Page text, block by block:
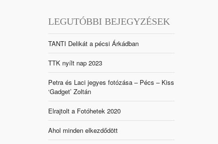
LEGUTÓBBI BEJEGYZÉSEK
TANTI Delikát a pécsi Árkádban
TTK nyílt nap 2023
Petra és Laci jegyes fotózása – Pécs – Kiss
‘Gadget’ Zoltán
Elrajtolt a Fotóhetek 2020
Ahol minden elkezdődött